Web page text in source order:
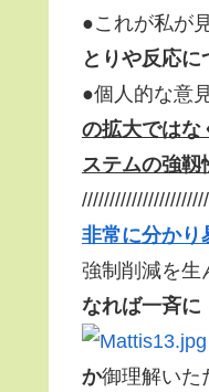
●これが私が
とりや反応
●個人的な意
の拡大ではな
ステムの強靱
非常に分かり
強制削減を生
なれば一斉に
か御理解いた